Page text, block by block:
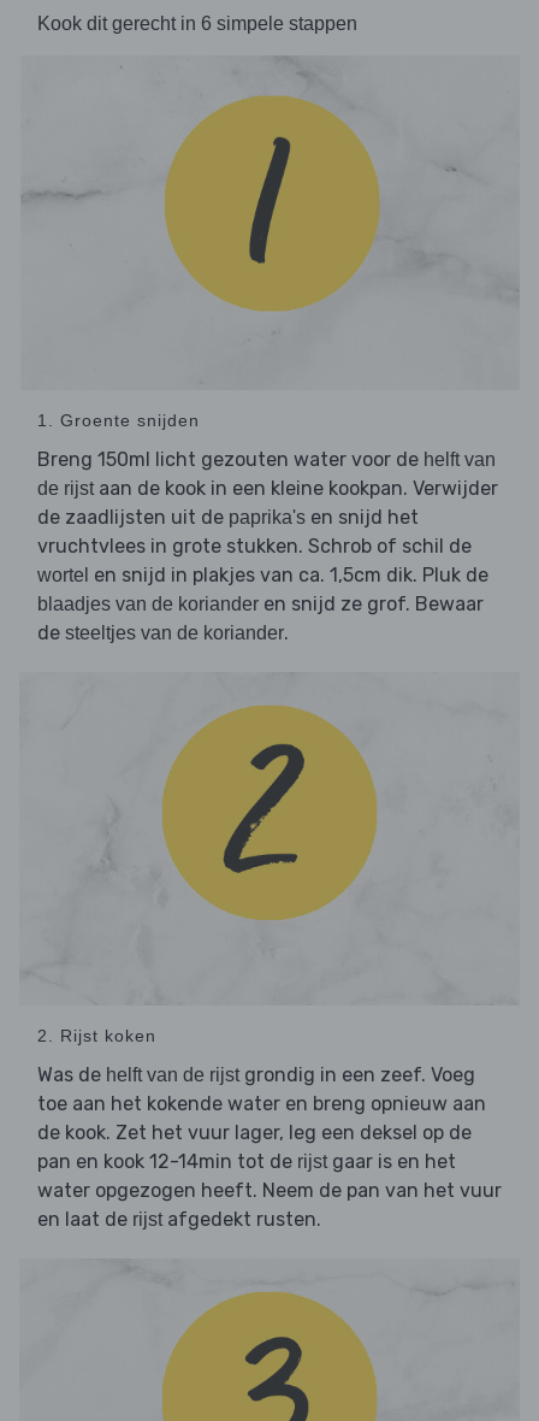
Kook dit gerecht in 6 simpele stappen
1. Groente snijden
Breng 150ml licht gezouten water voor de helft van
de rijst aan de kook in een kleine kookpan. Verwijder
de zaadlijsten uit de paprika's en snijd het
vruchtvlees in grote stukken. Schrob of schil de
wortel en snijd in plakjes van ca. 1,5cm dik. Pluk de
blaadjes van de koriander en snijd ze grof. Bewaar
de steeltjes van de koriander.
2. Rijst koken
Was de helft van de rijstgrondig in een zeef. Voeg
toe aan het kokende water en breng opnieuw aan
de kook. Zet het vuur lager, leg een deksel op de
pan en kook 12-14min tot de rijstgaar is en het
water opgezogen heeft. Neem de pan van het vuur
en laat de rijstafgedekt rusten.